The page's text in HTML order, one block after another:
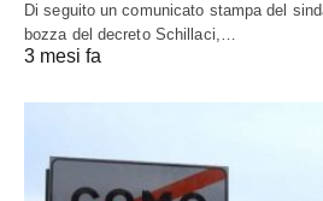
Di seguito un comunicato stampa del
bozza del decreto Schillaci,…
3 mesi fa